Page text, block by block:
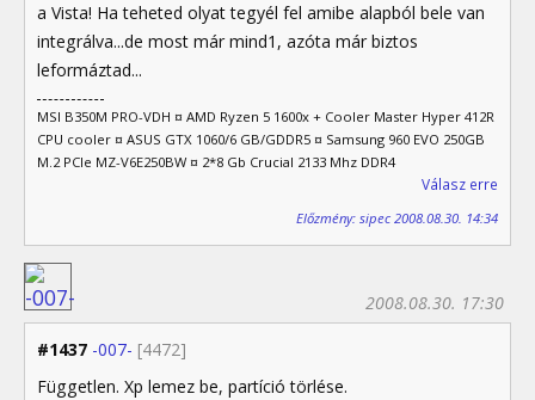
a Vista! Ha teheted olyat tegyél fel amibe alapból bele van
integrálva...de most már mind1, azóta már biztos
leformáztad...
MSI B350M PRO-VDH ¤ AMD Ryzen 5 1600x + Cooler Master Hyper 412R
CPU cooler ¤ ASUS GTX 1060/6 GB/GDDR5 ¤ Samsung 960 EVO 250GB
M.2 PCIe MZ-V6E250BW ¤ 2*8 Gb Crucial 2133 Mhz DDR4
Válasz erre
Előzmény: sipec 2008.08.30. 14:34
#1437 -007- [4472]
2008.08.30. 17:30
Független. Xp lemez be, partíció törlése.